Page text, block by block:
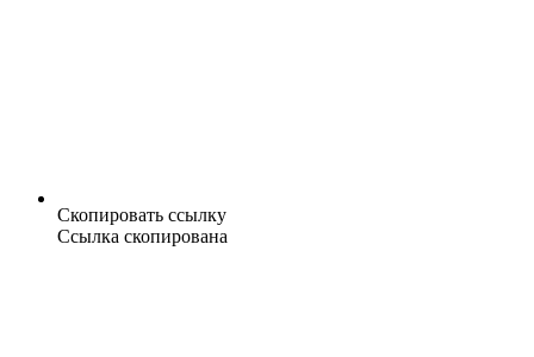
Скопировать ссылку
Ссылка скопирована